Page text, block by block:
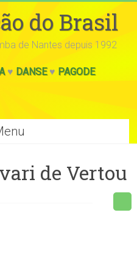
do Brasil
de Nantes depuis 1992
♥ DANSE♥ PAGODE
de Vertou